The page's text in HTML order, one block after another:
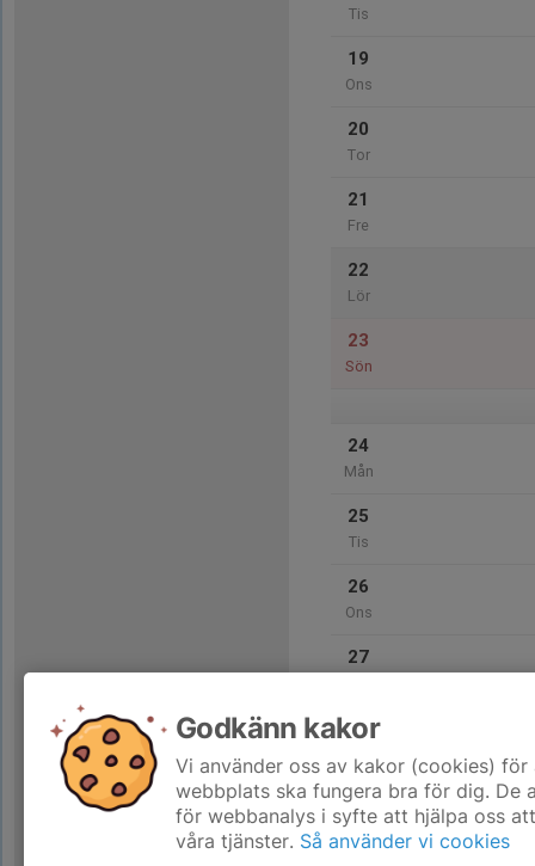
Tis
19
Ons
20
Tor
21
Fre
22
Lör
23
Sön
24
Mån
25
Tis
26
Ons
27
28
Godkänn kakor
Vi använder oss av kakor (cookies)
webbplats ska fungera bra för dig. De
för webbanalys i syfte att hjälpa oss
våra tjänster. Så använder vi cookies